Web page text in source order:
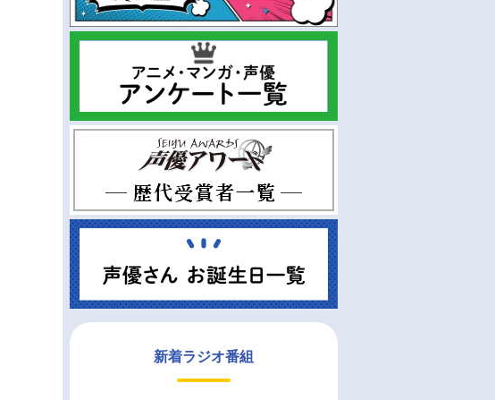
新着ラジオ番組